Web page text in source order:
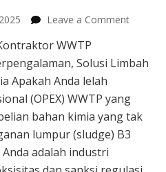
Leave a Commenton
JAYA
WWTP
Terbaik
Kontraktor WWTP
Solusi Limbah
Apakah Anda lelah
(OPEX) WWTP yang
bahan kimia yang tak
lumpur (sludge) B3
adalah industri